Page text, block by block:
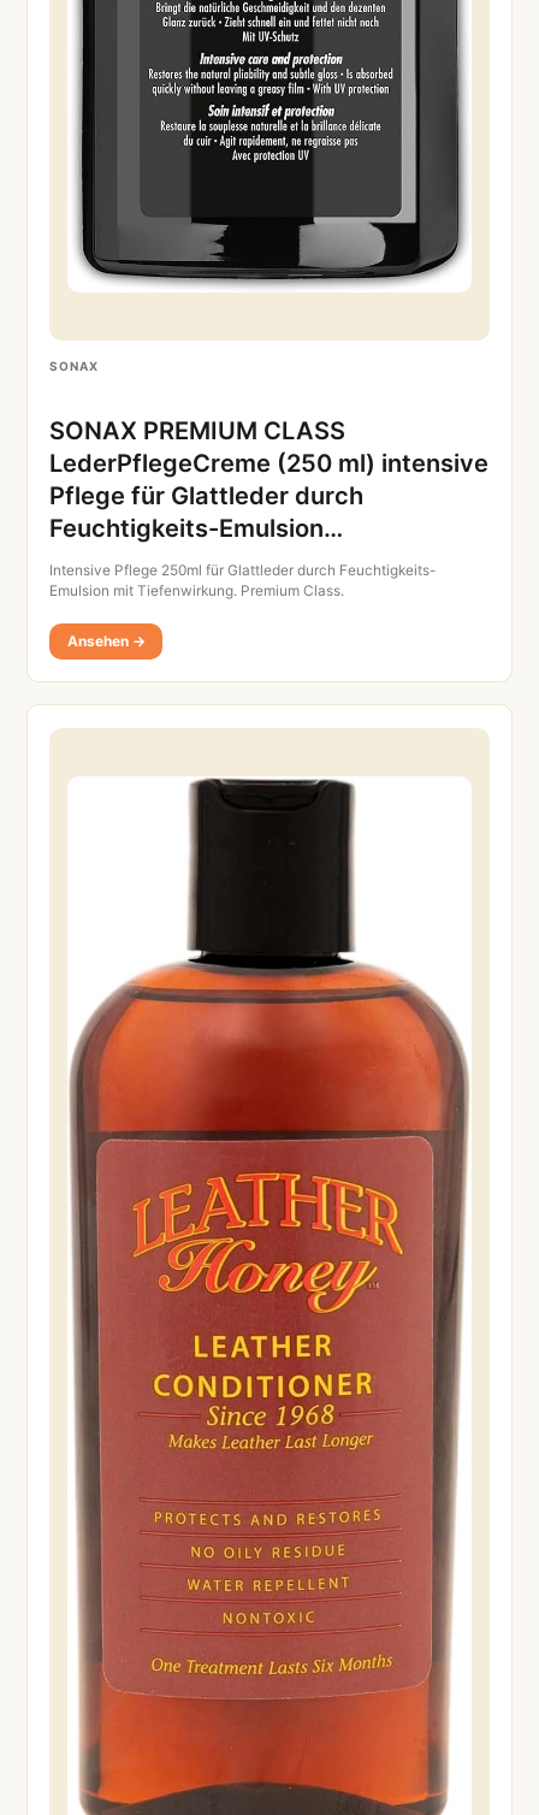
SONAX
SONAX PREMIUM CLASS
LederPflegeCreme (250 ml) intensive
Pflege für Glattleder durch
Feuchtigkeits-Emulsion…
Intensive Pflege 250ml für Glattleder durch Feuchtigkeits-
Emulsion mit Tiefenwirkung. Premium Class.
Ansehen →